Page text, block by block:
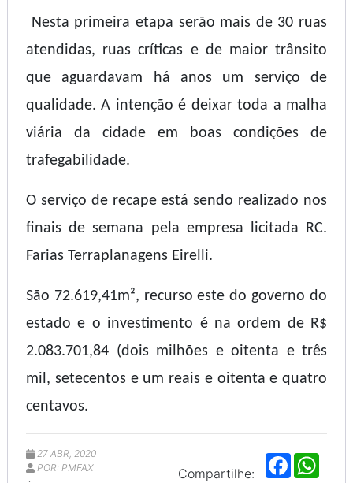
Nesta primeira etapa serão mais de 30 ruas
atendidas, ruas críticas e de maior trânsito
que aguardavam há anos um serviço de
qualidade.A intenção é deixar toda a malha
viária da cidade em boas condições de
trafegabilidade.
O serviço de recape está sendo realizado nos
finais de semana pela empresa licitada RC.
Farias Terraplanagens Eirelli.
São 72.619,41m², recurso este do governo do
estado e o investimento é na ordem de R$
2.083.701,84 (dois milhões e oitenta e três
mil, setecentos e um reais e oitenta e quatro
centavos.
Compartilhe:
F
a
27 ABR, 2020
POR: PMFAX